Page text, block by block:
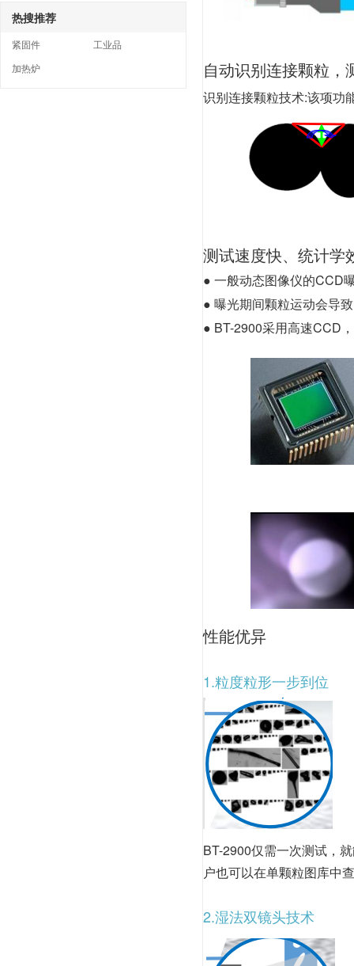
热搜推荐
紧固件
工业品
加热炉
自动识别连接颗粒，
识别连接颗粒技术:该项功
测试速度快、统计学
● 一般动态图像仪的CCD
● 曝光期间颗粒运动会导
● BT-2900采用高速CCD
性能优异
1.粒度粒形一步到位
BT-2900仅需一次测试，
户也可以在单颗粒图库中
2.湿法双镜头技术